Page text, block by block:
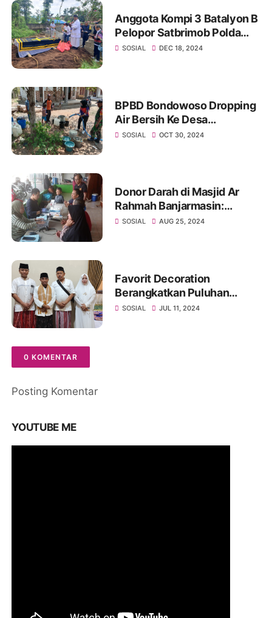
Anggota Kompi 3 Batalyon B
Pelopor Satbrimob Polda
Jatim Bantu Pemakaman
SOSIAL DEC 18, 2024
BPBD Bondowoso Dropping
Air Bersih Ke Desa
Terdampak Kekeringan
SOSIAL OCT 30, 2024
Donor Darah di Masjid Ar
Rahmah Banjarmasin:
Setetes Darah Selamatkan
SOSIAL AUG 25, 2024
Favorit Decoration
Berangkatkan Puluhan
Crewnya Ibadah Ketanah
SOSIAL JUL 11, 2024
0 KOMENTAR
Posting Komentar
YOUTUBE ME